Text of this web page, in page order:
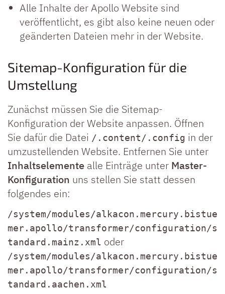
Alle Inhalte der Apollo Website sind
veröffentlicht, es gibt also keine neuen oder
geänderten Dateien mehr in der Website.
Sitemap-Konfiguration für die
Umstellung
Zunächst müssen Sie die Sitemap-
Konfiguration der Website anpassen. Öffnen
Sie dafür die Datei /.content/.config in der
umzustellenden Website. Entfernen Sie unter
Inhaltselemente alle Einträge unter Master-
Konfiguration uns stellen Sie statt dessen
folgendes ein:
/system/modules/alkacon.mercury.bistue
mer.apollo/transformer/configuration/s
tandard.mainz.xml oder
/system/modules/alkacon.mercury.bistue
mer.apollo/transformer/configuration/s
tandard.aachen.xml